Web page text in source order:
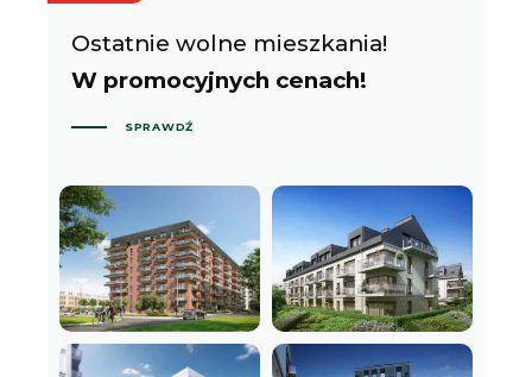
Ostatnie wolne mieszkania!
W promocyjnych cenach!
SPRAWDŹ